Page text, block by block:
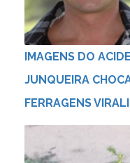
IMAGENS DO
JUNQUEIRA
FERRAGENS